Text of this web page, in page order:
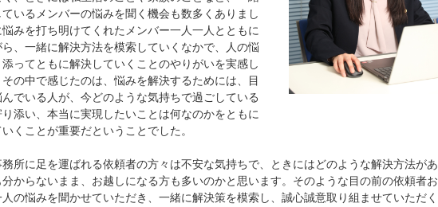
いるメンバーの悩みを聞く機会も数多くありまし
悩みを打ち明けてくれたメンバー一人一人とともに
、一緒に解決方法を模索していくなかで、人の悩
ってともに解決していくことのやりがいを実感し
その中で感じたのは、悩みを解決するためには、目
でいる人が、今どのような気持ちで過ごしている
添い、本当に実現したいことは何なのかをともに
いくことが重要だということでした。
所に足を運ばれる依頼者の方々は不安な気持ちで、ときにはどのような解決方法があ
分からないまま、お越しになる方も多いのかと思います。そのような目の前の依頼者お
の悩みを聞かせていただき、一緒に解決策を模索し、誠心誠意取り組ませていただく